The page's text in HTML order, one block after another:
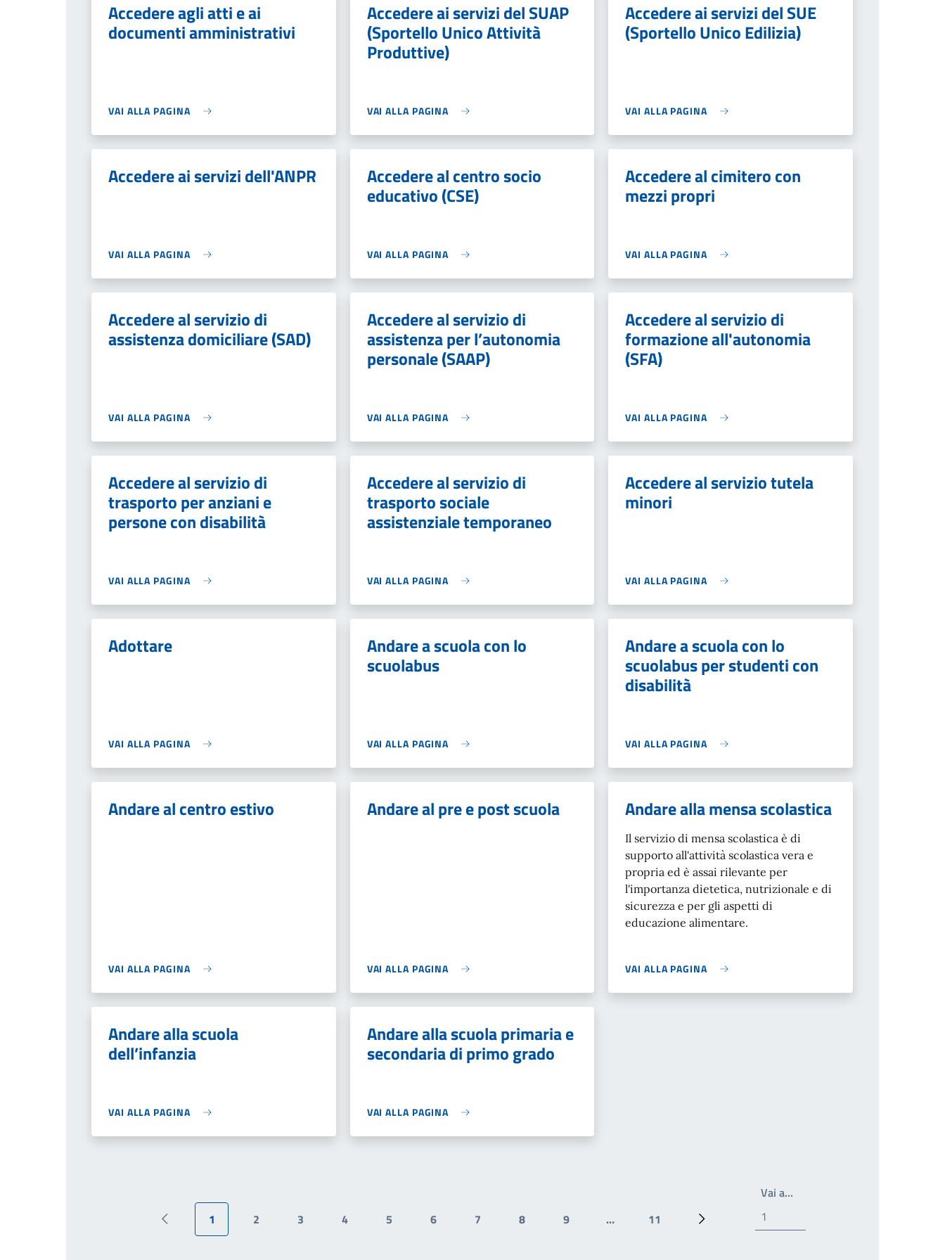
Accedere agli atti e ai
documenti amministrativi
VAI ALLA PAGINA
Accedere ai servizi del SUAP
(Sportello Unico Attività
Produttive)
VAI ALLA PAGINA
Accedere ai servizi del SUE
(Sportello Unico Edilizia)
VAI ALLA PAGINA
Accedere ai servizi dell'ANPR
VAI ALLA PAGINA
Accedere al centro socio
educativo (CSE)
VAI ALLA PAGINA
Accedere al cimitero con
mezzi propri
VAI ALLA PAGINA
Accedere al servizio di
assistenza domiciliare (SAD)
VAI ALLA PAGINA
Accedere al servizio di
assistenza per l’autonomia
personale (SAAP)
VAI ALLA PAGINA
Accedere al servizio di
formazione all'autonomia
(SFA)
VAI ALLA PAGINA
Accedere al servizio di
trasporto per anziani e
persone con disabilità
VAI ALLA PAGINA
Accedere al servizio di
trasporto sociale
assistenziale temporaneo
VAI ALLA PAGINA
Accedere al servizio tutela
minori
VAI ALLA PAGINA
Adottare
VAI ALLA PAGINA
Andare a scuola con lo
scuolabus
VAI ALLA PAGINA
Andare a scuola con lo
scuolabus per studenti con
disabilità
VAI ALLA PAGINA
Andare al centro estivo
VAI ALLA PAGINA
Andare al pre e post scuola
VAI ALLA PAGINA
Andare alla mensa scolastica
Il servizio di mensa scolastica è di
supporto all'attività scolastica vera e
propria ed è assai rilevante per
l'importanza dietetica, nutrizionale e di
sicurezza e per gli aspetti di
educazione alimentare.
VAI ALLA PAGINA
Andare alla scuola
dell’infanzia
VAI ALLA PAGINA
Andare alla scuola primaria e
secondaria di primo grado
VAI ALLA PAGINA
Pagina precedente
Pagina attuale
1
Pagina
2
Pagina
3
Pagina
4
Pagina
5
Pagina
6
Pagina
7
Pagina
8
Pagina
9 …
Ultima pagina
11
Pagina successiva
Vai a…